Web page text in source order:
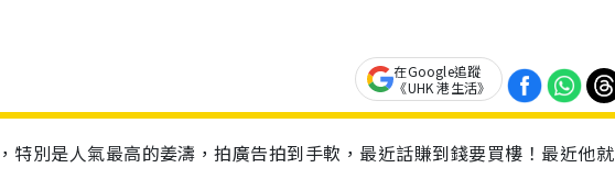
在Google追蹤
《UHK 港生活》
特別是人氣最高的姜濤，拍廣告拍到手軟，最近話賺到錢要買樓！最近他